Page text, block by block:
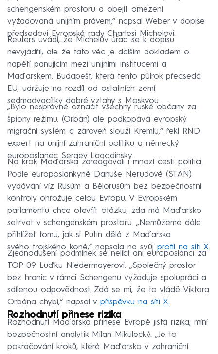
schengenském prostoru a obejít omezení
vyžadovaná unijním právem,“ napsal Weber v dopise
předsedovi Evropské rady Charlesi Michelovi.
Reuters uvádí, že Michelův úřad se k dopisu
nevyjádřil, ale že tato věc je dalším dokladem o
napětí panujícím mezi unijními institucemi a
Maďarskem. Budapešť, která tento půlrok předsedá
EU, udržuje na rozdíl od ostatních zemí
sedmadvacítky dobré vztahy s Moskvou.
„Bylo nesprávné označit všechny ruské občany za
špiony režimu. (Orbán) ale podkopává evropský
migrační systém a zároveň slouží Kremlu,“ řekl RND
expert na unijní zahraniční politiku a německý
europoslanec Sergey Lagodinsky.
Na krok Maďarska zareagovali i mnozí čeští politici.
Podle europoslankyně Danuše Nerudové (STAN)
vydávání víz Rusům a Bělorusům bez bezpečnostní
kontroly ohrožuje celou Evropu. V Evropském
parlamentu chce otevřít otázku, zda má Maďarsko
setrvat v schengenském prostoru. „Nemůžeme dále
přihlížet tomu, jak si Putin dělá z Maďarska
svého trojského koně,“ napsala na svůj profil na síti X.
Zjednodušení podmínek se nelíbí ani europoslanci za
TOP 09 Luďku Niedermayerovi. „Společný prostor
bez hranic v rámci Schengenu vyžaduje spolupráci a
sdílenou odpovědnost. Zdá se mi, že to vládě Viktora
Orbána chybí,“ napsal v příspěvku na síti X.
Rozhodnutí přinese rizika
Rozhodnutí Maďarska přinese Evropě jistá rizika, míní
bezpečnostní analytik Milan Mikulecký. „Je to
pokračování kroků, které Maďarsko v zahraniční